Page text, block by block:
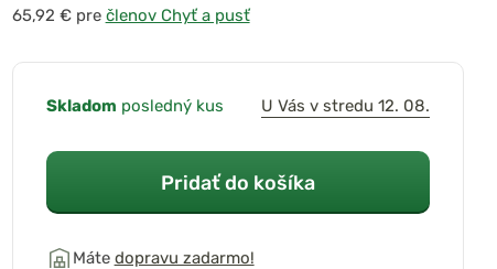
pre členov Chyť a pusť
Skladom posledný kus U Vás v stredu 12. 08.
Pridať do košíka
Máte dopravu zadarmo!